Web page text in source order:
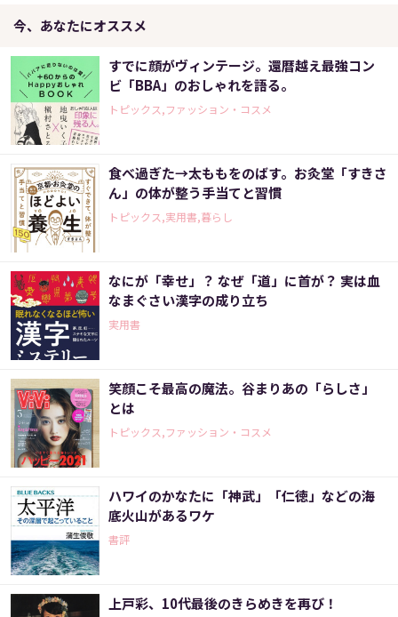
今、あなたにオススメ
すでに顔がヴィンテージ。還暦越え最強コン
ビ「BBA」のおしゃれを語る。
トピックス,ファッション・コスメ
食べ過ぎた→太ももをのばす。お灸堂「すきさ
ん」の体が整う手当てと習慣
トピックス,実用書,暮らし
なにが「幸せ」？ なぜ「道」に首が？ 実は血
なまぐさい漢字の成り立ち
実用書
笑顔こそ最高の魔法。谷まりあの「らしさ」
とは
トピックス,ファッション・コスメ
ハワイのかなたに「神武」「仁徳」などの海
底火山があるワケ
書評
上戸彩、10代最後のきらめきを再び！